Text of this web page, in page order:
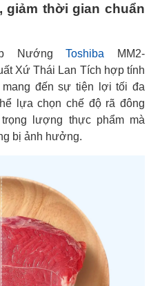
giảm thời gian chuẩn
Nướng Toshiba MM2-
Xứ Thái Lan Tích hợp tính
mang đến sự tiện lợi tối đa
lựa chọn chế độ rã đông
lượng thực phẩm mà
bị ảnh hưởng.